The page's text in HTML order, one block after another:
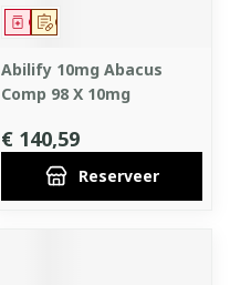
Op voorschrift
Geneesmiddel
Abilify 10mg Abacus
Comp 98 X 10mg
€ 140,59
Reserveer